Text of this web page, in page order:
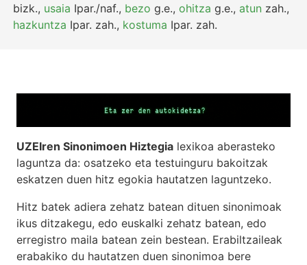
bizk., usaia Ipar./naf., bezo g.e.,ohitza g.e.,atun zah.,
hazkuntza Ipar. zah., kostuma Ipar. zah.
UZEIren Sinonimoen Hiztegia lexikoa aberasteko
laguntza da: osatzeko eta testuinguru bakoitzak
eskatzen duen hitz egokia hautatzen laguntzeko.
Hitz batek adiera zehatz batean dituen sinonimoak
ikus ditzakegu, edo euskalki zehatz batean, edo
erregistro maila batean zein bestean. Erabiltzaileak
erabakiko du hautatzen duen sinonimoa bere